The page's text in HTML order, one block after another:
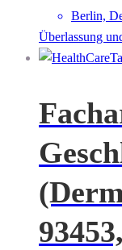
Berlin,
Überlassung